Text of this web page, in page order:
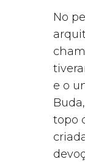
No
e o
topo